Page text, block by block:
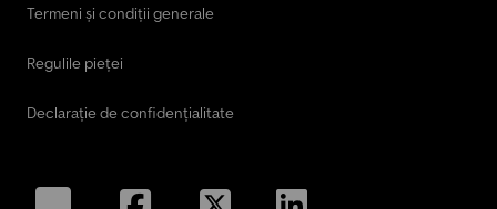
Termeni și condiții generale
Regulile pieței
Declarație de confidențialitate